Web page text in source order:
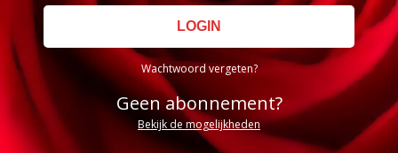
Wachtwoord vergeten?
Geen abonnement?
Bekijk de mogelijkheden